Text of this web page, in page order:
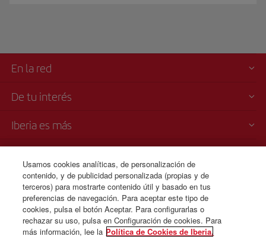
En la red
De tu interés
Iberia es más
Venta telefónica
+34 91 333 67 01
De Lunes a Domingo 00:00 - 24:00h (español e inglés).
Usamos cookies analíticas, de personalización de
contenido, y de publicidad personalizada (propias y de
terceros) para mostrarte contenido útil y basado en tus
preferencias de navegación. Para aceptar este tipo de
cookies, pulsa el botón Aceptar. Para configurarlas o
rechazar su uso, pulsa en Configuración de cookies. Para
más información, lee la Política de Cookies de Iberia.